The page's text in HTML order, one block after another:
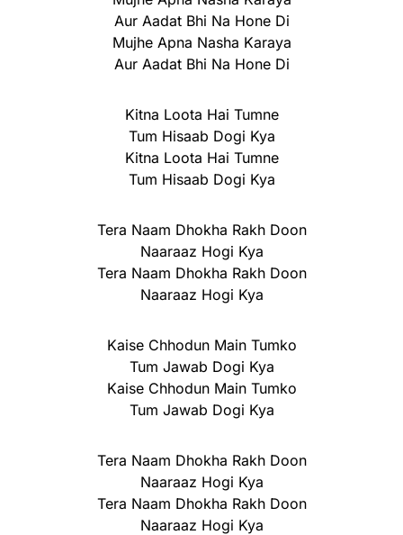
Aur Aadat Bhi Na Hone Di
Mujhe Apna Nasha Karaya
Aur Aadat Bhi Na Hone Di
Kitna Loota Hai Tumne
Tum Hisaab Dogi Kya
Kitna Loota Hai Tumne
Tum Hisaab Dogi Kya
Tera Naam Dhokha Rakh Doon
Naaraaz Hogi Kya
Tera Naam Dhokha Rakh Doon
Naaraaz Hogi Kya
Kaise Chhodun Main Tumko
Tum Jawab Dogi Kya
Kaise Chhodun Main Tumko
Tum Jawab Dogi Kya
Tera Naam Dhokha Rakh Doon
Naaraaz Hogi Kya
Tera Naam Dhokha Rakh Doon
Naaraaz Hogi Kya